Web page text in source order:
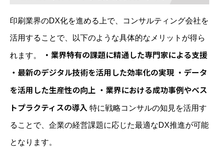
印刷業界のDX化を進める上で、コンサルティング会社を
活用することで、以下のような具体的なメリットが得ら
れます。
・業界特有の課題に精通した専門家による支援
・最新のデジタル技術を活用した効率化の実現 ・データ
を活用した生産性の向上 ・業界における成功事例やベス
トプラクティスの導入 特に戦略コンサルの知見を活用す
ることで、企業の経営課題に応じた最適なDX推進が可能
となります。